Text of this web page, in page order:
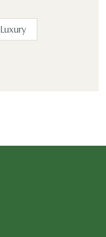
Luxury